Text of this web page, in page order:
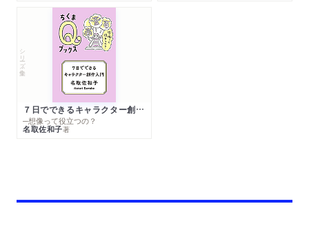
シリーズ・全集
７日でできるキャラクター創作入門
─想像って役立つの？
名取佐和子著